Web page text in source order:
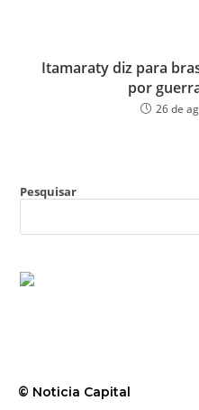
Itamaraty diz para
por
26 de
Pesquisar
© Noticia Capital